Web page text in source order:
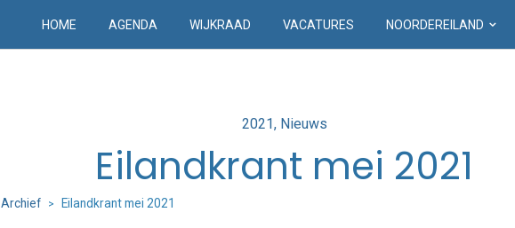
HOME AGENDA WIJKRAAD VACATURES NOORDEREILAND
Posted
2021 Nieuws
Eilandkrant mei 2021
Archief > Eilandkrant mei 2021